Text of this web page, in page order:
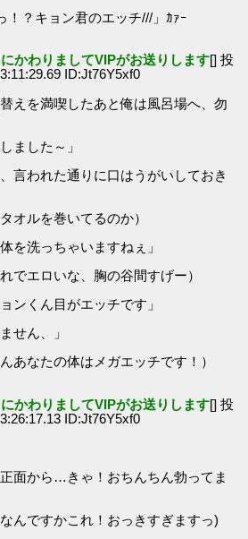
？キョン君のエッチ///」ｶｧｰ
かわりましてVIPがお送りします[] 投
ID:Jt76Y5xf0
えを満喫したあと俺は風呂場へ、勿
ました～」
言われた通りに口はうがいしておき
オルを巻いてるのか）
洗っちゃいますねぇ」
エロいな、胸の谷間すげー）
くん目がエッチです」
せん、」
なたの体はメガエッチです！）
かわりましてVIPがお送りします[] 投
ID:Jt76Y5xf0
面から…きゃ！おちんちん勃ってま
んですかこれ！おっきすぎますっ)